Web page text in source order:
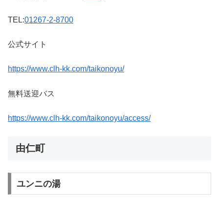
TEL:01267-2-8700
公式サイト
https://www.clh-kk.com/taikonoyu/
無料送迎バス
https://www.clh-kk.com/taikonoyu/access/
由仁町
ユンニの湯